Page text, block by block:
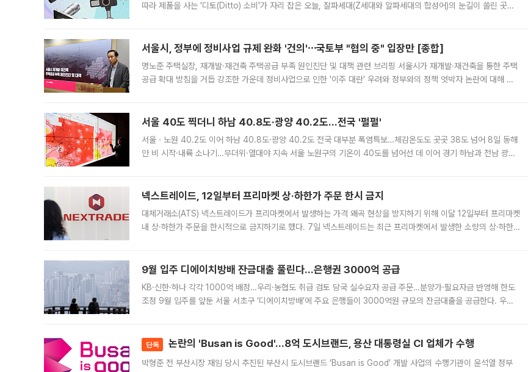
따라 제품을 사는 '디토(Ditto) 소비'가 자리 잡은 오늘, 잘파세대(Z세대와 알파세대의 합성어)의 눈길이 쏠린 곳은
서울시, 정부에 정비사업 규제 완화 '건의'⋯국토부 "협의 중" 입장만 [종합]
명노준 주택실장, 재개발·재건축 주택공급 부족 원인진단 및 대책 관련 브리핑 서울시가 재개발·재건축을 통한 주택
공급 확대 방침을 거듭 강조한 가운데 정비사업으로 인한 '이주 대란' 우려와 정부와의 정책 엇박자 논란에 대해 정
서울 40도 찍더니 하남 40.8도·광양 40.2도…전국 '펄펄'
서울ㆍ노원 40.2도 이어 하남 40.8도·광양 40.2도 전국 대부분 폭염특보…체감온도도 곳곳 38도 넘어 8일 동해
안 비 시작·내륙 소나기…무더위·열대야 지속 서울 노원구의 기온이 40도를 넘어선 데 이어 경기 하남과 전남 광양
넥스트레이드, 12일부터 프리마켓 상·하한가 주문 한시 금지
대체거래소(ATS) 넥스트레이드가 프리마켓에서 발생하는 가격 왜곡 현상을 방지하기 위해 이달 12일부터 프리마켓
내 상·하한가 주문을 한시적으로 금지하기로 했다. 7일 넥스트레이드는 최근 프리마켓에서 발생한 소량의 상·하한
9월 입주 디에이치방배 잔금대출 풀린다…은행권 3000억 공급
KB·신한·하나 각각 1000억 배정…우리·농협도 취급 검토 당국 실수요자 공급 주문…분양가·필요자금 반영해 한도
조정 9월 입주를 앞둔 서울 서초구 ‘디에이치방배’에 주요 은행들이 3000억원 규모의 잔금대출을 공급한다. 우리
단독 논란의 'Busan is Good'…8억 도시브랜드, 용산 대통령실 CI 업체가 수행
박형준 전 부산시장 재임 당시 추진된 부산시 도시브랜드 ‘Busan is Good’ 개발 사업의 수행기관이 윤석열 정부